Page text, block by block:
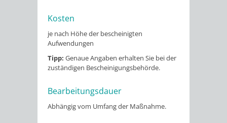
Kosten
je nach Höhe der bescheinigten
Aufwendungen
Tipp: Genaue Angaben erhalten Sie bei der
zuständigen Bescheinigungsbehörde.
Bearbeitungsdauer
Abhängig vom Umfang der Maßnahme.